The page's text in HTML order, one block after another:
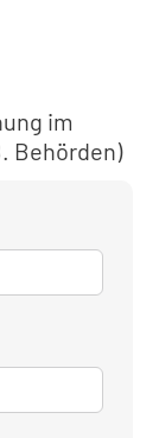
im
Behörden)